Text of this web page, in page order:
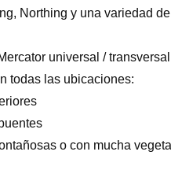
Northing y una variedad de
universal /
todas las ubicaciones:
o con mucha